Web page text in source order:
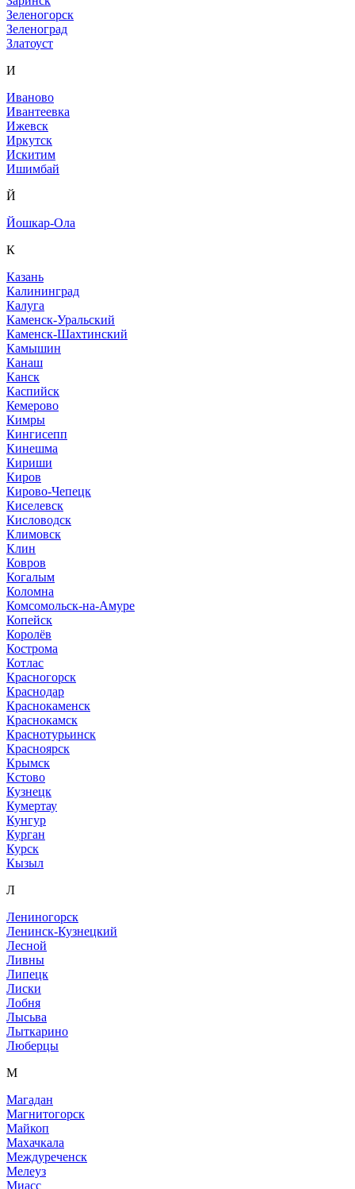
Зеленогорск
Зеленоград
Златоуст
И
Иваново
Ивантеевка
Ижевск
Иркутск
Искитим
Ишимбай
Й
Йошкар-Ола
К
Казань
Калининград
Калуга
Каменск-Уральский
Каменск-Шахтинский
Камышин
Канаш
Канск
Каспийск
Кемерово
Кимры
Кингисепп
Кинешма
Кириши
Киров
Кирово-Чепецк
Киселевск
Кисловодск
Климовск
Клин
Ковров
Когалым
Коломна
Комсомольск-на-Амуре
Копейск
Королёв
Кострома
Котлас
Красногорск
Краснодар
Краснокаменск
Краснокамск
Краснотурьинск
Красноярск
Крымск
Кстово
Кузнецк
Кумертау
Кунгур
Курган
Курск
Кызыл
Л
Лениногорск
Ленинск-Кузнецкий
Лесной
Ливны
Липецк
Лиски
Лобня
Лысьва
Лыткарино
Люберцы
М
Магадан
Магнитогорск
Майкоп
Махачкала
Междуреченск
Мелеуз
Миасс